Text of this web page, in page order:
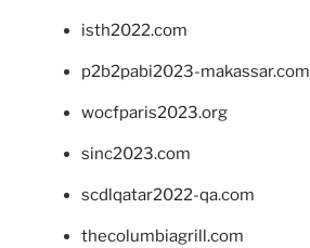
isth2022.com
p2b2pabi2023-makassar.com
wocfparis2023.org
sinc2023.com
scdlqatar2022-qa.com
thecolumbiagrill.com